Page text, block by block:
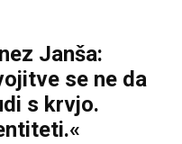
Janša:
se ne da
s krvjo.